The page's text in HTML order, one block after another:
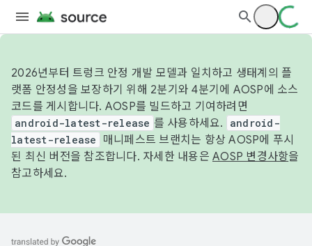
2026년부터 트렁크 안정 개발 모델과 일치하고 생태계의 플
랫폼 안정성을 보장하기 위해 2분기와 4분기에 AOSP에 소스
코드를 게시합니다. AOSP를 빌드하고 기여하려면
android-latest-release 를 사용하세요.
android-
latest-release
매니페스트 브랜치는 항상 AOSP에 푸시
된 최신 버전을 참조합니다. 자세한 내용은 AOSP 변경사항을
참고하세요.